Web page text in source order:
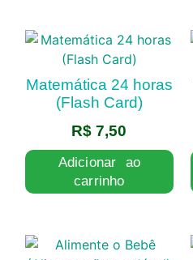
Matemática 24 horas
(Flash Card)
R$ 7,50
Adicionar ao
carrinho